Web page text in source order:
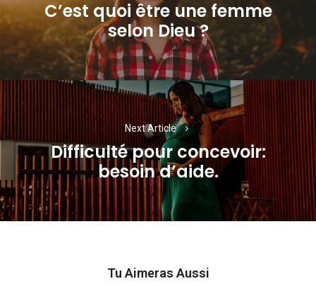
Previous
post:
C’est quoi être une femme
selon Dieu ?
Next Article
Next
post:
Difficulté pour concevoir:
besoin d’aide.
Tu Aimeras Aussi